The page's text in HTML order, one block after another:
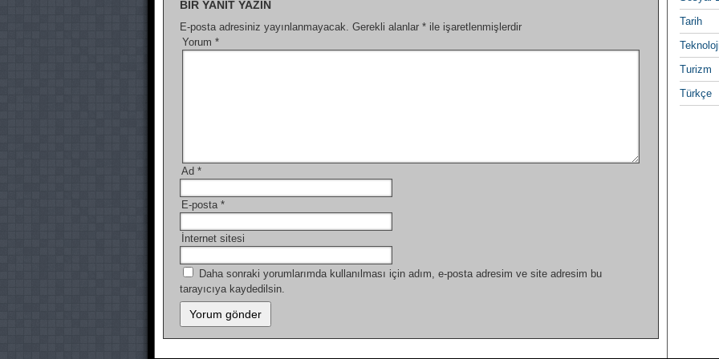
BIR YANIT YAZIN
E-posta adresiniz yayınlanmayacak. Gerekli alanlar * ile işaretlenmişlerdir
Yorum *
Ad *
E-posta *
İnternet sitesi
Daha sonraki yorumlarımda kullanılması için adım, e-posta adresim ve site adresim bu
tarayıcıya kaydedilsin.
Tarih
Turizm
Türkçe